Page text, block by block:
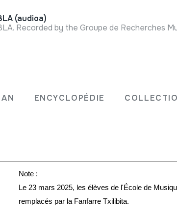
ENCYCLOPÉDIE
(audioa)
Mouguerre, organise le cycle «
Soinuenea. Plusieurs groupes
Note :
Le 23 mars 2025, les élèves de l'École de
remplacés par la Fanfarre Txilibita.